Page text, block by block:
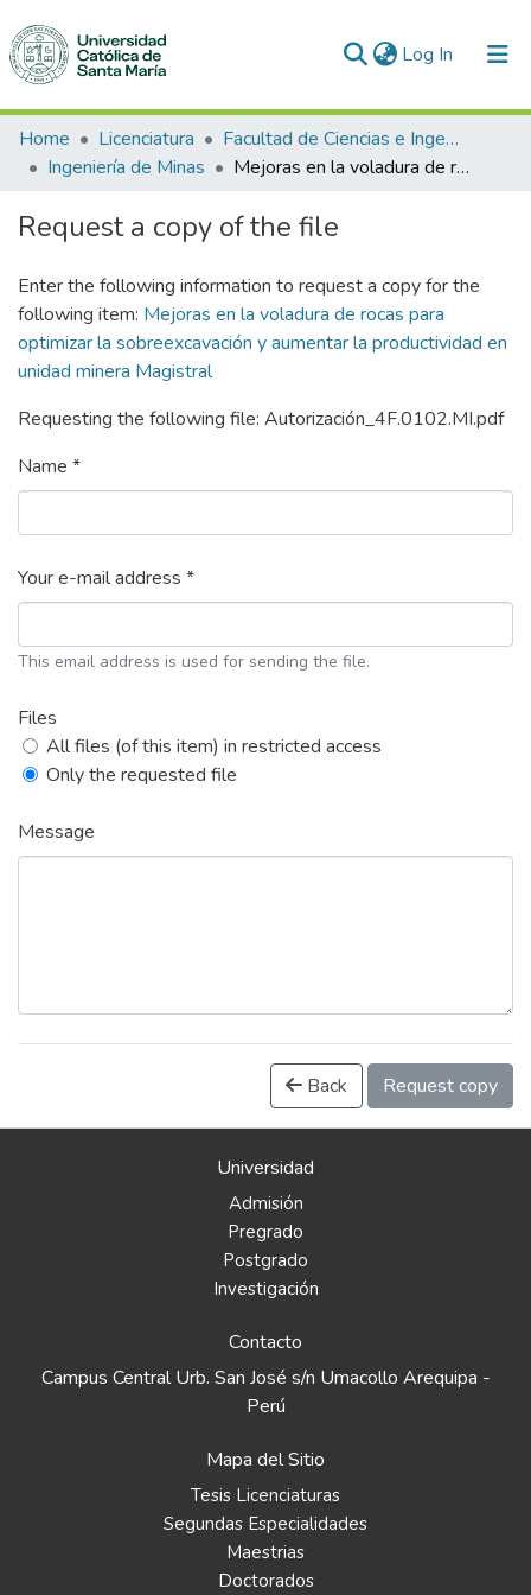
Log In (current)
Communities & Collections
All of DSpace
Statistics
Home Licenciatura
Facultad de Ciencias e Ingenierías Físicas y Formales
Ingeniería de Minas
Mejoras en la voladura de rocas para optimizar la sobreexcavación y aumentar la productividad en unidad minera Magistral
Request a copy of the file
Enter the following information to request a copy for the
following item: Mejoras en la voladura de rocas para
optimizar la sobreexcavación y aumentar la productividad en
unidad minera Magistral
Requesting the following file: Autorización_4F.0102.MI.pdf
Name *
Your e-mail address *
This email address is used for sending the file.
Files
All files (of this item) in restricted access
Only the requested file
Message
Back Request copy
Universidad
Admisión
Pregrado
Postgrado
Investigación
Contacto
Campus Central Urb. San José s/n Umacollo Arequipa -
Perú
Mapa del Sitio
Tesis Licenciaturas
Segundas Especialidades
Maestrias
Doctorados